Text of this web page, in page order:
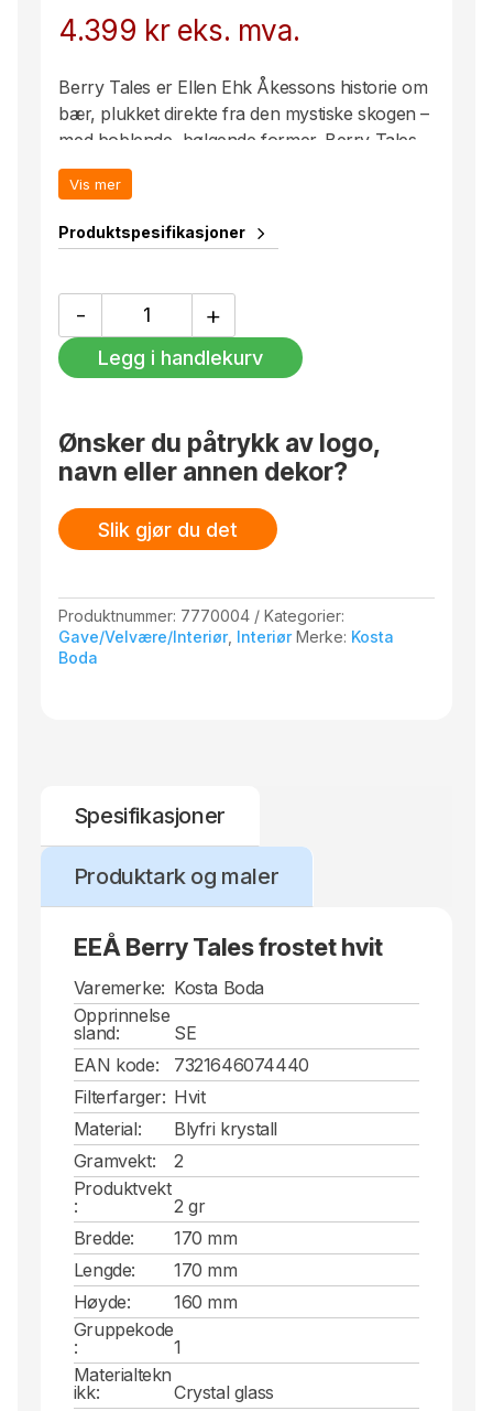
4.399 kr eks. mva.
Berry Tales er Ellen Ehk Åkessons historie om
bær, plukket direkte fra den mystiske skogen –
med boblende, bølgende former. Berry Tales
fra Kosta Boda Kunstnersamling er munnblåst
på Kosta Glasbruk, og bæret får sin blanke
gassbrenner.
Vis mer
Produktspesifikasjoner
-
Berry
Tales
frostet
+
Legg i handlekurv
Ønsker du påtrykk av logo,
navn eller annen dekor?
Slik gjør du det
Produktnummer: 7770004
Kategorier:
Gave/Velvære/Interiør, Interiør Merke: Kosta
Boda
Spesifikasjoner
Produktark og maler
EEÅ Berry Tales frostet hvit
Varemerke: Kosta Boda
Opprinnelse
sland:
SE
EAN kode:
7321646074440
Filterfarger: Hvit
Material:
Blyfri krystall
Gramvekt:
2
Produktvekt
:
2 gr
Bredde:
170 mm
Lengde:
170 mm
Høyde:
160 mm
Gruppekode
:
1
Materialtekn
ikk:
Crystal glass